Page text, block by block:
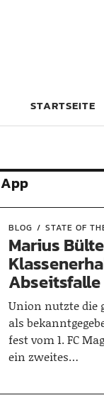
STARTSEITE
App
BLOG STATE OF
Marius
Union nutzte die
als
fest vom 1. FC
ein zweites…